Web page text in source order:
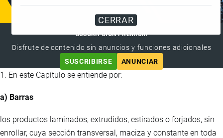
CERRAR
SUSCRIPCIÓN PREMIUM
Disfrute de contenido sin anuncios y funciones adicionales
SUSCRIBIRSE
ANUNCIAR
1. En este Capítulo se entiende por:
a) Barras
los productos laminados, extrudidos, estirados o forjados, sin
enrollar, cuya sección transversal, maciza y constante en toda